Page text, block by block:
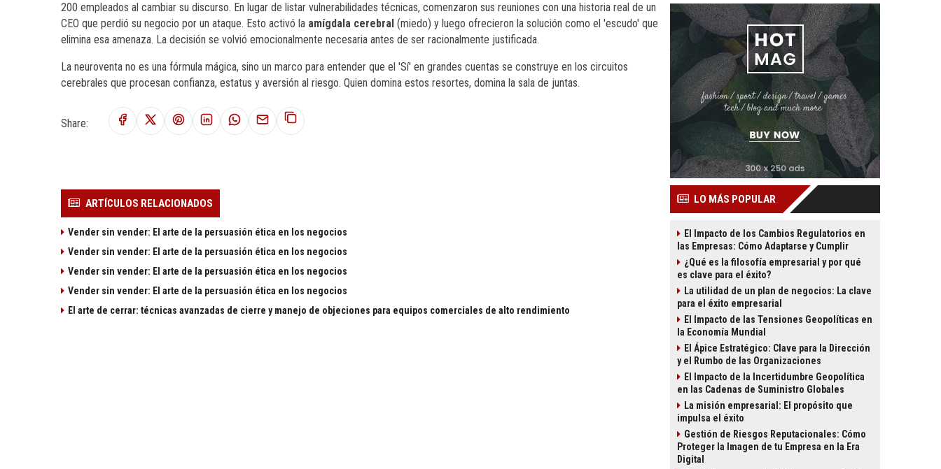
200 empleados al cambiar su discurso. En lugar de listar vulnerabilidades técnicas, comenzaron sus reuniones con una historia real de un
CEO que perdió su negocio por un ataque. Esto activó la amígdala cerebral (miedo) y luego ofrecieron la solución como el 'escudo' que
elimina esa amenaza. La decisión se volvió emocionalmente necesaria antes de ser racionalmente justificada.
La neuroventa no es una fórmula mágica, sino un marco para entender que el 'Sí' en grandes cuentas se construye en los circuitos
cerebrales que procesan confianza, estatus y aversión al riesgo. Quien domina estos resortes, domina la sala de juntas.
Share:
ARTÍCULOS RELACIONADOS
Vender sin vender: El arte de la persuasión ética en los negocios
Vender sin vender: El arte de la persuasión ética en los negocios
Vender sin vender: El arte de la persuasión ética en los negocios
Vender sin vender: El arte de la persuasión ética en los negocios
El arte de cerrar: técnicas avanzadas de cierre y manejo de objeciones para equipos comerciales de alto rendimiento
LO MÁS POPULAR
El Impacto de los Cambios Regulatorios en
las Empresas: Cómo Adaptarse y Cumplir
¿Qué es la filosofía empresarial y por qué
es clave para el éxito?
La utilidad de un plan de negocios: La clave
para el éxito empresarial
El Impacto de las Tensiones Geopolíticas en
la Economía Mundial
El Ápice Estratégico: Clave para la Dirección
y el Rumbo de las Organizaciones
El Impacto de la Incertidumbre Geopolítica
en las Cadenas de Suministro Globales
La misión empresarial: El propósito que
impulsa el éxito
Gestión de Riesgos Reputacionales: Cómo
Proteger la Imagen de tu Empresa en la Era
Digital